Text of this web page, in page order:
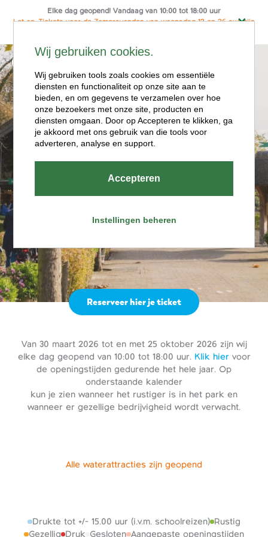
Elke dag geopend! Vandaag van 10:00 tot 18:00 uur
Let op: Tickets voor de Zomeravonden van woensdag 12 en 26 aug zijn
Ga
naar
de
inhoud
Openingstijde
n
Van 30 maart 2026 tot en met 25 oktober 2026 zijn wij
elke dag geopend van 10:00 tot 18:00 uur. Klik hiervoor
de openingstijden gedurende het hele jaar. Op
onderstaande kalender
kun je zien wanneer het rustiger is in het park en
wanneer er gezellige bedrijvigheid wordt verwacht.
Reserveer hier je ticket
Alle waterattracties zijn geopend
Aangepaste openingstijden
Druk
Drukte tot +/- 15.00 uur (i.v.m. schoolreizen)
Gesloten
Gezellig
Rustig
Wij gebruiken cookies.
Wij gebruiken tools zoals cookies om essentiële
diensten en functionaliteit op onze site aan te
bieden, en om gegevens te verzamelen over hoe
onze bezoekers met onze site, producten en
diensten omgaan. Door op Accepteren te klikken, ga
je akkoord met ons gebruik van die tools voor
adverteren, analyse en support.
Accepteren
Instellingen beheren